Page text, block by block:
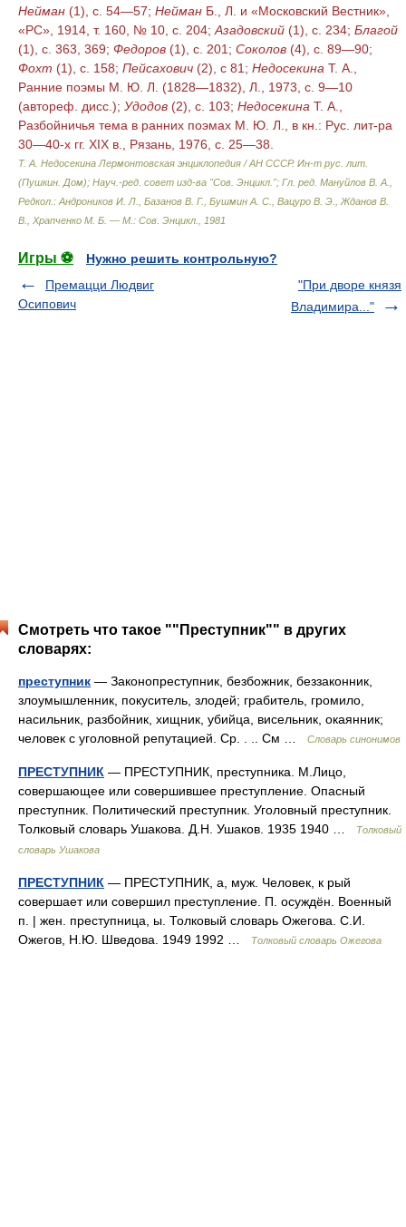
Нейман (1), с. 54—57; Нейман Б., Л. и «Московский Вестник»,
«РС», 1914, т. 160, № 10, с. 204; Азадовский (1), с. 234; Благой
(1), с. 363, 369; Федоров (1), с. 201; Соколов (4), с. 89—90;
Фохт (1), с. 158; Пейсахович (2), с 81; Недосекина Т. А.,
Ранние поэмы М. Ю. Л. (1828—1832), Л., 1973, с. 9—10
(автореф. дисс.); Удодов (2), с. 103; Недосекина Т. А.,
Разбойничья тема в ранних поэмах М. Ю. Л., в кн.: Рус. лит-ра
30—40-х гг. XIX в., Рязань, 1976, с. 25—38.
Т. А. Недосекина Лермонтовская энциклопедия / АН СССР. Ин-т рус. лит.
(Пушкин. Дом); Науч.-ред. совет изд-ва "Сов. Энцикл."; Гл. ред. Мануйлов В. А.,
Редкол.: Андроников И. Л., Базанов В. Г., Бушмин А. С., Вацуро В. Э., Жданов В.
В., Храпченко М. Б. — М.: Сов. Энцикл.
1981
Игры ⚽
Нужно решить контрольную?
Премацци Людвиг
Осипович
"При дворе князя
Владимира..."
Смотреть что такое ""Преступник"" в других
словарях:
преступник — Законопреступник, безбожник, беззаконник,
злоумышленник, покуситель, злодей; грабитель, громило,
насильник, разбойник, хищник, убийца, висельник, окаянник;
человек с уголовной репутацией. Ср. . .. См …
Словарь синонимов
ПРЕСТУПНИК — ПРЕСТУПНИК, преступника. М.Лицо,
совершающее или совершившее преступление. Опасный
преступник. Политический преступник. Уголовный преступник.
Толковый словарь Ушакова. Д.Н. Ушаков. 1935 1940 …
Толковый
словарь Ушакова
ПРЕСТУПНИК — ПРЕСТУПНИК, а, муж. Человек, к рый
совершает или совершил преступление. П. осуждён. Военный
п. | жен. преступница, ы. Толковый словарь Ожегова. С.И.
Ожегов, Н.Ю. Шведова. 1949 1992 …
Толковый словарь Ожегова